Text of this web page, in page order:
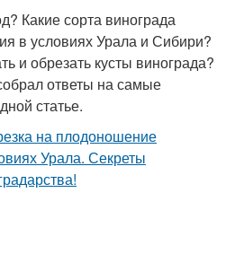
Какие сорта винограда
в условиях Урала и Сибири?
и обрезать кусты винограда?
ответы на самые
статье.